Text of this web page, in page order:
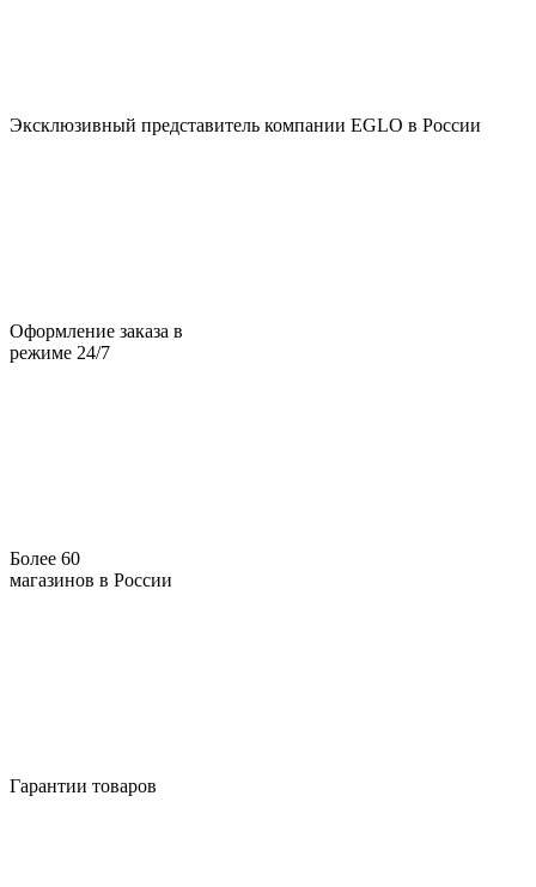
Эксклюзивный представитель компании EGLO в России
Оформление заказа в
режиме 24/7
Более 60
магазинов в России
Гарантии товаров